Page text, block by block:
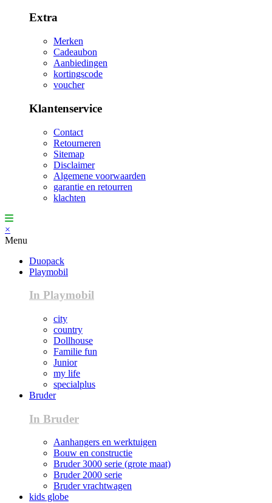
Extra
Merken
Cadeaubon
Aanbiedingen
kortingscode
voucher
Klantenservice
Contact
Retourneren
Sitemap
Disclaimer
Algemene voorwaarden
garantie en retourren
klachten
×
Menu
Duopack
Playmobil
In Playmobil
city
country
Dollhouse
Familie fun
Junior
my life
specialplus
Bruder
In Bruder
Aanhangers en werktuigen
Bouw en constructie
Bruder 3000 serie (grote maat)
Bruder 2000 serie
Bruder vrachtwagen
kids globe